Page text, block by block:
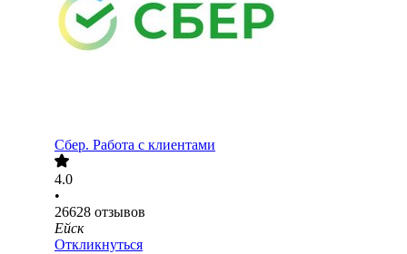
Сбер. Работа с клиентами
4.0
•
26628 отзывов
Ейск
Откликнуться